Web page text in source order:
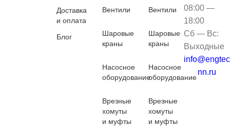
Доставка
и оплата
Блог
Вентили
Шаровые
краны
Насосное
оборудование
Врезные
хомуты
и муфты
Вентили
Шаровые
краны
Насосное
оборудование
Врезные
хомуты
и муфты
08:00 —
18:00
Сб — Вс:
Выходные
nn.ru